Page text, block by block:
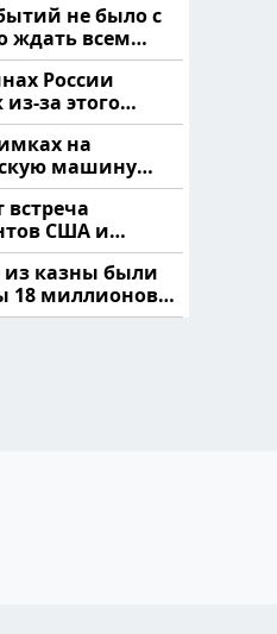
не было с
ждать всем
России
за этого
что купить?
на
машину
подожгли.
встреча
США и
из казны были
18 миллионов